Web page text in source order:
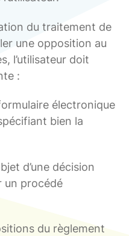
du traitement de
une opposition au
l’utilisateur doit
:
électronique
bien la
d’une décision
un procédé
du règlement